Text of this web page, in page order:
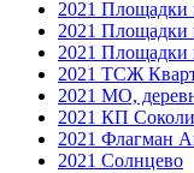
2021 Площадки
2021 Площадки
2021 Площадки
2021 ТСЖ
2021 МО,
2021 КП
2021 Флагман
2021 Солнцево